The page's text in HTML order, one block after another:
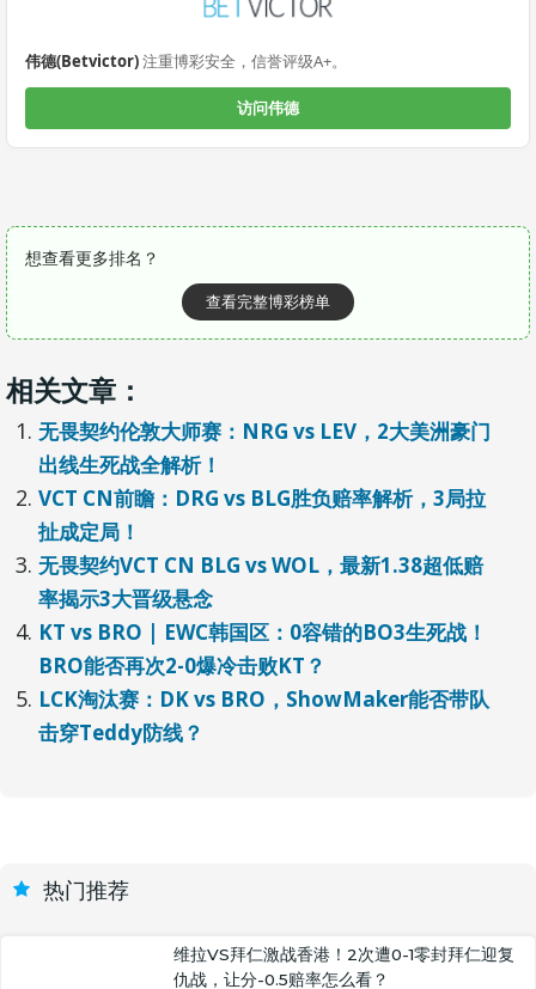
伟德(Betvictor)注重博彩安全，信誉评级A+。
访问伟德
想查看更多排名？
查看完整博彩榜单
相关文章：
无畏契约伦敦大师赛：NRG vs LEV，2大美洲豪门
出线生死战全解析！
VCT CN前瞻：DRG vs BLG胜负赔率解析，3局拉
扯成定局！
无畏契约VCT CN BLG vs WOL，最新1.38超低赔
率揭示3大晋级悬念
KT vs BRO | EWC韩国区：0容错的BO3生死战！
BRO能否再次2-0爆冷击败KT？
LCK淘汰赛：DK vs BRO，ShowMaker能否带队
击穿Teddy防线？
热门推荐
维拉VS拜仁激战香港！2次遭0-1零封拜仁迎复
仇战，让分-0.5赔率怎么看？